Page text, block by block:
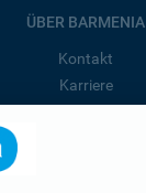
ÜBER BARMENIA
Kontakt
Karriere